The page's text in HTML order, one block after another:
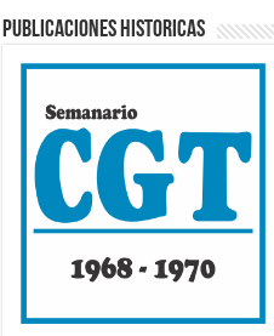
Publicaciones Historicas